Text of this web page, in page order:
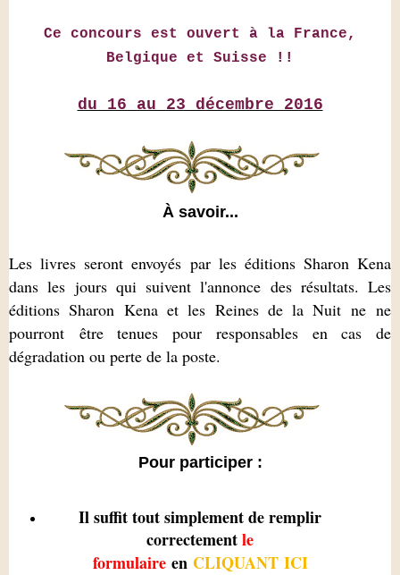
Ce concours est ouvert à la France,
Belgique et Suisse !!
du 16 au 23 décembre 2016
À savoir...
Les livres seront envoyés par les éditions Sharon Kena
dans les jours qui suivent l'annonce des résultats. Les
éditions Sharon Kena et les Reines de la Nuit ne ne
pourront être tenues pour responsables en cas de
dégradation ou perte de la poste.
Pour participer :
Il suffit tout simplement de remplir
correctementle
formulaire en CLIQUANT ICI